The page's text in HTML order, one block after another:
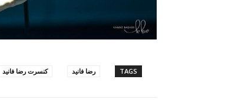
TAGS رضا فانید کنسرت رضا فانید